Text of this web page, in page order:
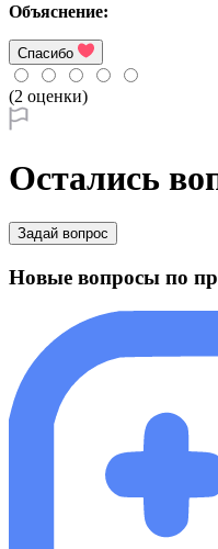
Объяснение:
Спасибо
(2 оценки)
Остались
Задай вопрос
Новые вопросы по